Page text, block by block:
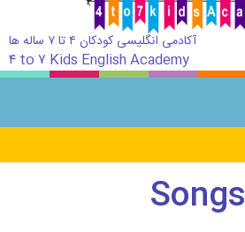
آکادمی انگلیسی کودکان ۴ تا ۷ ساله ها
۴ to ۷ Kids English Academy
Songs